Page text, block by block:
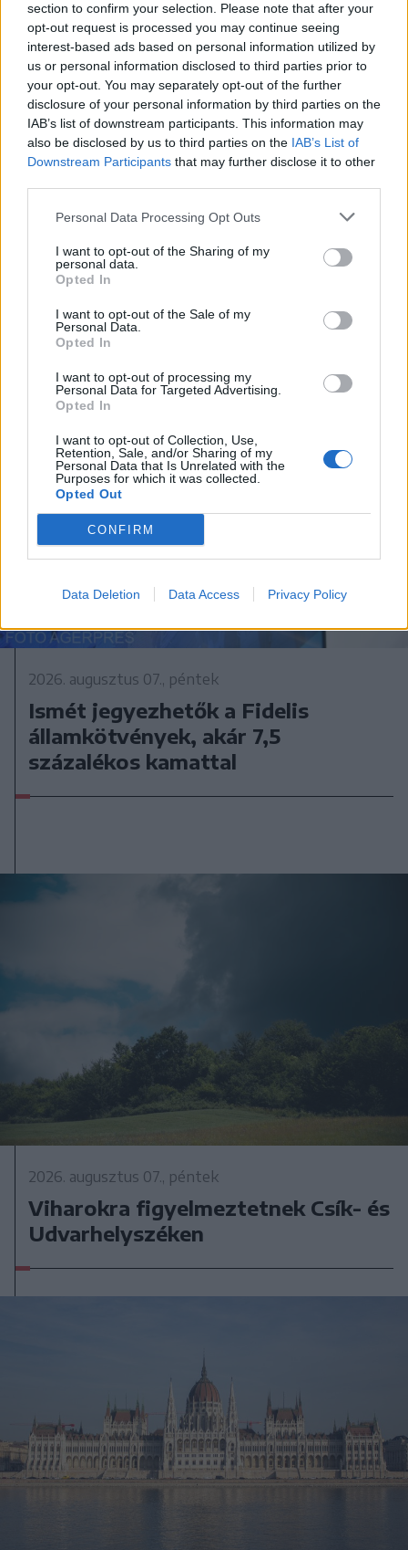
section to confirm your selection. Please note that after your
opt-out request is processed you may continue seeing
interest-based ads based on personal information utilized by
us or personal information disclosed to third parties prior to
your opt-out. You may separately opt-out of the further
disclosure of your personal information by third parties on the
IAB’s list of downstream participants. This information may
also be disclosed by us to third parties on the IAB’s List of
Downstream Participants that may further disclose it to other
Personal Data Processing Opt Outs
I want to opt-out of the Sharing of my
personal data.
Opted In
I want to opt-out of the Sale of my
Personal Data.
Opted In
I want to opt-out of processing my
Personal Data for Targeted Advertising.
Opted In
I want to opt-out of Collection, Use,
Retention, Sale, and/or Sharing of my
Personal Data that Is Unrelated with the
Purposes for which it was collected.
Opted Out
CONFIRM
Data Deletion Data Access Privacy Policy
Nagy pofonba szaladt belé a
Kolozsvári CFR, kikapott a
Győr és a Loki is
Nőileg
Sándor Ella: Na, indíts, s
menjünk!
A rovat további cikkei
2026. augusztus 07., péntek
Ismét jegyezhetők a Fidelis
államkötvények, akár 7,5
százalékos kamattal
2026. augusztus 07., péntek
Viharokra figyelmeztetnek Csík- és
Udvarhelyszéken